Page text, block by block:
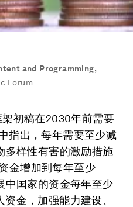
and Programming,
Forum
初稿在2030年前需要
指出，每年需要至少减
多样性有害的激励措施
金增加到每年至少
中国家的资金每年至少
金，加强能力建设、